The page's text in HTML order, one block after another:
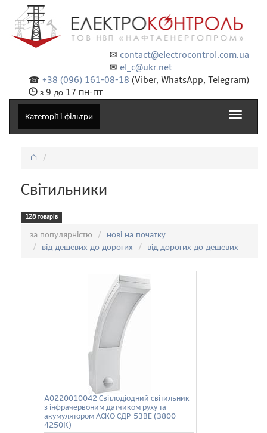
✉ contact@electrocontrol.com.ua
✉ el_c@ukr.net
☎ +38 (096) 161-08-18 (Viber, WhatsApp, Telegram)
з 9 до 17 ПН-ПТ
Категорії і фільтри
Toggle
⌂
Світильники
128 товарів
за популярністю
нові на початку
від дешевих до дорогих
від дорогих до дешевих
A0220010042 Світлодіодний світильник
з інфрачервоним датчиком руху та
акумулятором АСКО СДР-53ВЕ (3800-
4250K)